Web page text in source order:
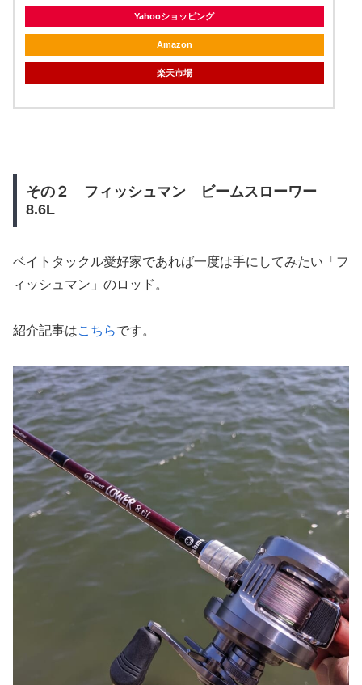
Yahooショッピング
Amazon
楽天市場
その２ フィッシュマン ビームスローワー
8.6L
ベイトタックル愛好家であれば一度は手にしてみたい「フ
ィッシュマン」のロッド。
紹介記事はこちらです。